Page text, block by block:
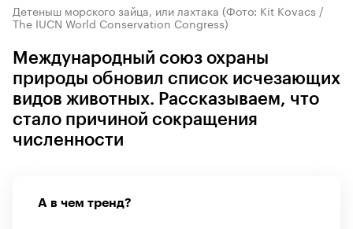
Детеныш морского зайца, или лахтака (Фото: Kit Kovacs /
The IUCN World Conservation Congress)
Международный союз охраны
природы обновил список исчезающих
видов животных. Рассказываем, что
стало причиной сокращения
численности
А в чем тренд?